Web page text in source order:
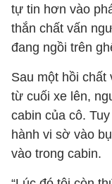
tự tin hơn vào
thắn chất vấn
đang ngồi trên
Sau một hồi chất
từ cuối xe lên,
cabin của cô.
hành vi sờ vào
vào trong cabin.